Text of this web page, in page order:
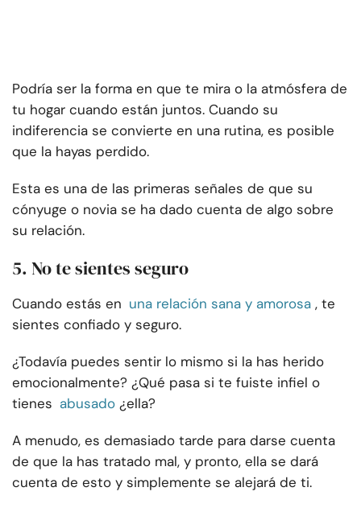
Podría ser la forma en que te mira o la atmósfera de
tu hogar cuando están juntos. Cuando su
indiferencia se convierte en una rutina, es posible
que la hayas perdido.
Esta es una de las primeras señales de que su
cónyuge o novia se ha dado cuenta de algo sobre
su relación.
5. No te sientes seguro
Cuando estás en una relación sana y amorosa , te
sientes confiado y seguro.
¿Todavía puedes sentir lo mismo si la has herido
emocionalmente? ¿Qué pasa si te fuiste infiel o
tienes abusado ¿ella?
A menudo, es demasiado tarde para darse cuenta
de que la has tratado mal, y pronto, ella se dará
cuenta de esto y simplemente se alejará de ti.